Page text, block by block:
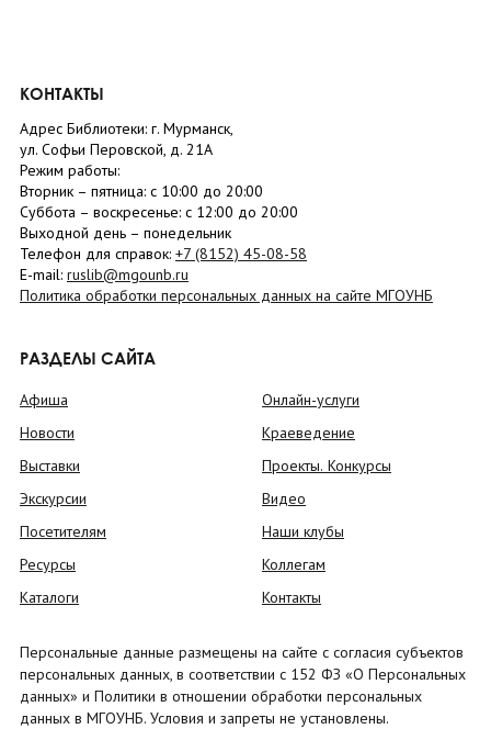
КОНТАКТЫ
Адрес Библиотеки: г. Мурманск,
ул. Софьи Перовской, д. 21А
Режим работы:
Вторник – пятница: с 10:00 до 20:00
Суббота – воскресенье: c 12:00 до 20:00
Выходной день – понедельник
Телефон для справок: +7 (8152) 45-08-58
E-mail: ruslib@mgounb.ru
Политика обработки персональных данных на сайте МГОУНБ
РАЗДЕЛЫ САЙТА
Афиша
Новости
Выставки
Экскурсии
Посетителям
Ресурсы
Каталоги
Онлайн-услуги
Краеведение
Проекты. Конкурсы
Видео
Наши клубы
Коллегам
Контакты
Персональные данные размещены на сайте с согласия субъектов
персональных данных, в соответствии с 152 ФЗ «О Персональных
данных» и Политики в отношении обработки персональных
данных в МГОУНБ. Условия и запреты не установлены.